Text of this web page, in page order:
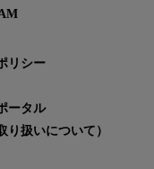
リシー
ータル
り扱いについて）